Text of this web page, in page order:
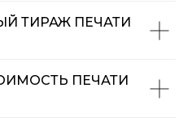
ТИРАЖ ПЕЧАТИ
ПЕЧАТИ